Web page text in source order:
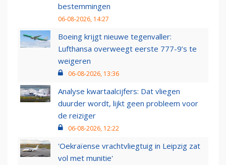
bestemmingen
06-08-2026, 14:27
Boeing krijgt nieuwe tegenvaller:
Lufthansa overweegt eerste 777-9’s te
weigeren
06-08-2026, 13:36
Analyse kwartaalcijfers: Dat vliegen
duurder wordt, lijkt geen probleem voor
de reiziger
06-08-2026, 12:22
'Oekraïense vrachtvliegtuig in Leipzig zat
vol met munitie'